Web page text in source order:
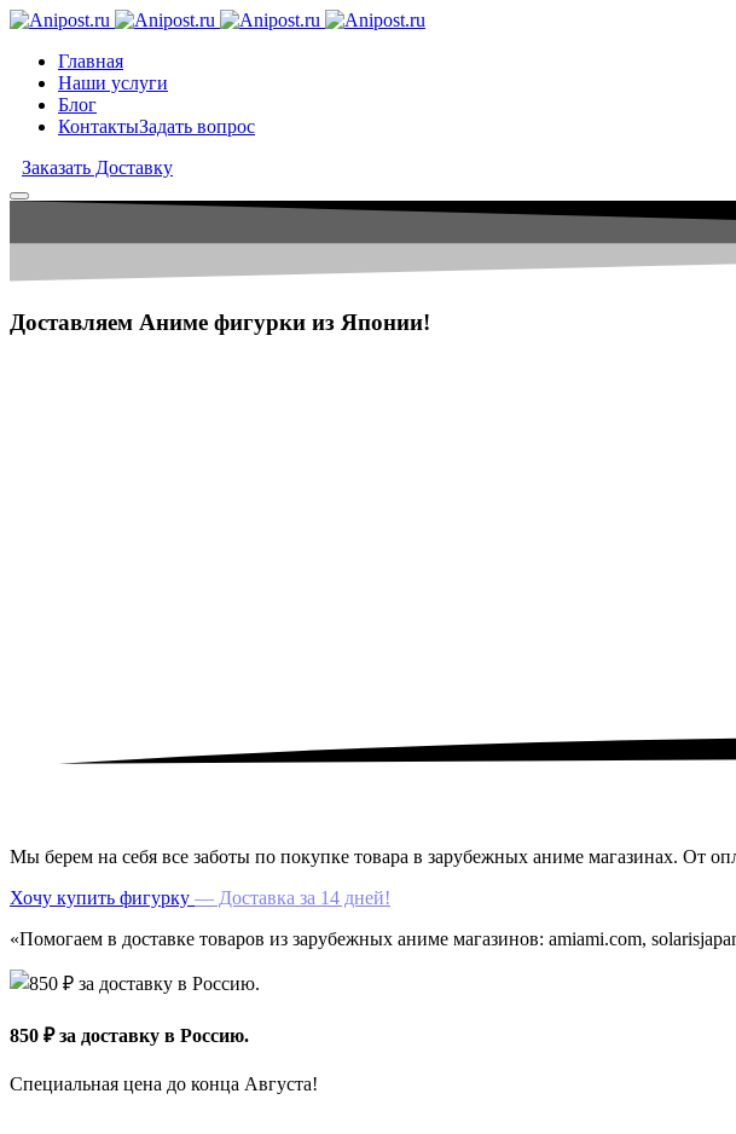
Главная
Наши услуги
Блог
КонтактыЗадать вопрос
Заказать Доставку
Доставляем Аниме фигурки из Японии!
Мы берем на себя все заботы по покупке товара в зарубежных аниме магазинах. От
Хочу купить фигурку — Доставка за 14 дней!
«Помогаем в доставке товаров из зарубежных аниме магазинов: amiami.com,
850 ₽ за доставку в Россию.
Специальная цена до конца Августа!